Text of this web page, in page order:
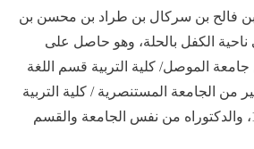
فالح بن سركال بن طراد بن محسن بن
الكفل بالحلة، وهو حاصل على
الموصل/ كلية التربية قسم اللغة
والماجستير من الجامعة المستنصرية / كلية التربية
قسم اللغة العربية 1995، والدكتوراه من نفس الجامعة والقسم